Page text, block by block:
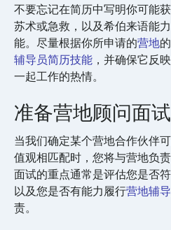
不要忘记在简历中写明你可能
苏术或急救，以及希伯来语能
能。尽量根据你所申请的营地
辅导员简历技能 ，并确保它反
一起工作的热情。
准备营地顾问面试
当我们确定某个营地合作伙伴
值观相匹配时，您将与营地负
面试的重点通常是评估您是否
以及您是否有能力履行营地辅
责。